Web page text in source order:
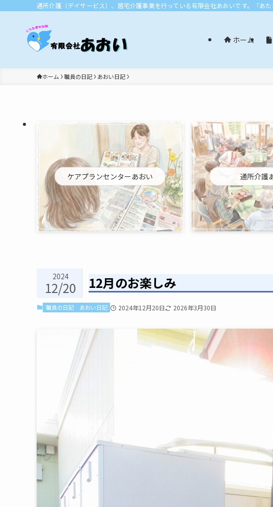
通所介護（デイサービス）、居宅介護事業を行っている有限会社あおいです。「あ
ホーム
ホーム 職員の日記 あおい日記
ケアプランセンターあおい 通所介護
12月のお楽しみ
2024
12/20
職員の日記 あおい日記 2024年12月20日 2026年3月30日